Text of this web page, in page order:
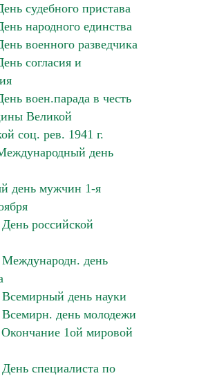
судебного пристава
народного единства
военного разведчика
согласия и
воен.парада в честь
Великой
соц. рев. 1941 г.
день
день мужчин 1-я
российской
Международн. день
Всемирный день науки
Всемирн. день молодежи
Окончание 1ой мировой
специалиста по